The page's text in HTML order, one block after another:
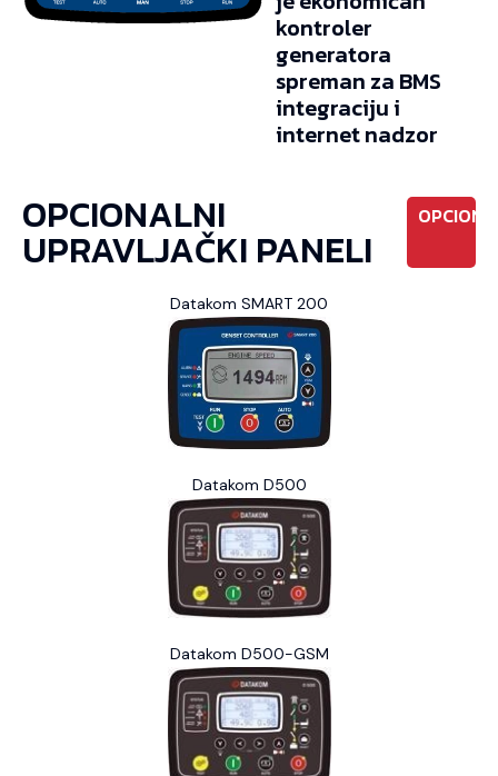
kontroler
generatora
spreman za BMS
integraciju i
internet nadzor
OPCIONALNI
UPRAVLJAČKI PANELI
OPCIONO
Datakom SMART 200
Datakom D500
Datakom D500-GSM